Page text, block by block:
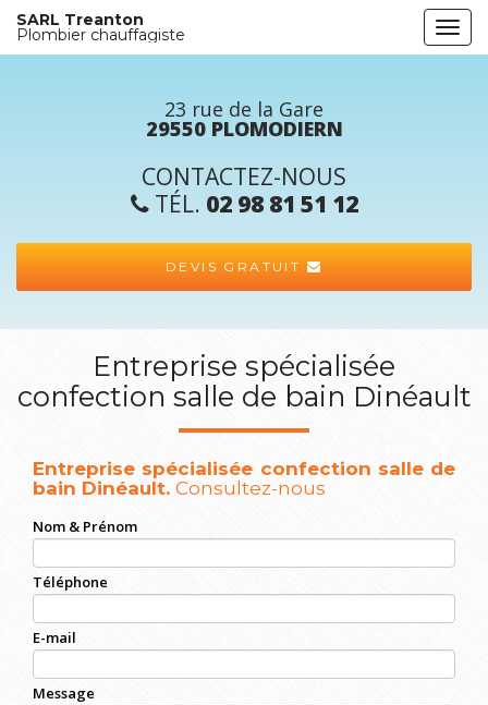
Aller
contenu
SARL Treanton
Plombier chauffagiste
23 rue de la Gare
29550 PLOMODIERN
CONTACTEZ-NOUS
TÉL. 02 98 81 51 12
DEVIS GRATUIT
Entreprise spécialisée
confection salle de bain Dinéault
Entreprise spécialisée confection salle de
bain Dinéault. Consultez-nous
Nom & Prénom
Téléphone
E-mail
Message